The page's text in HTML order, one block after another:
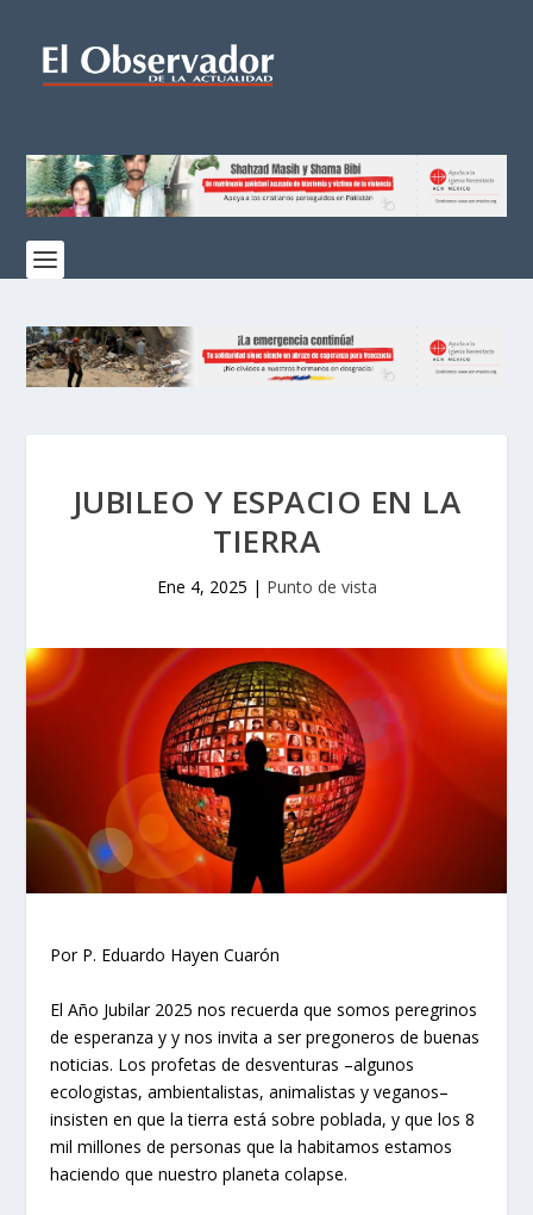
JUBILEO Y ESPACIO EN LA
TIERRA
Ene 4, 2025 | Punto de vista
Por P. Eduardo Hayen Cuarón
El Año Jubilar 2025 nos recuerda que somos peregrinos
de esperanza y y nos invita a ser pregoneros de buenas
noticias. Los profetas de desventuras –algunos
ecologistas, ambientalistas, animalistas y veganos–
insisten en que la tierra está sobre poblada, y que los 8
mil millones de personas que la habitamos estamos
haciendo que nuestro planeta colapse.